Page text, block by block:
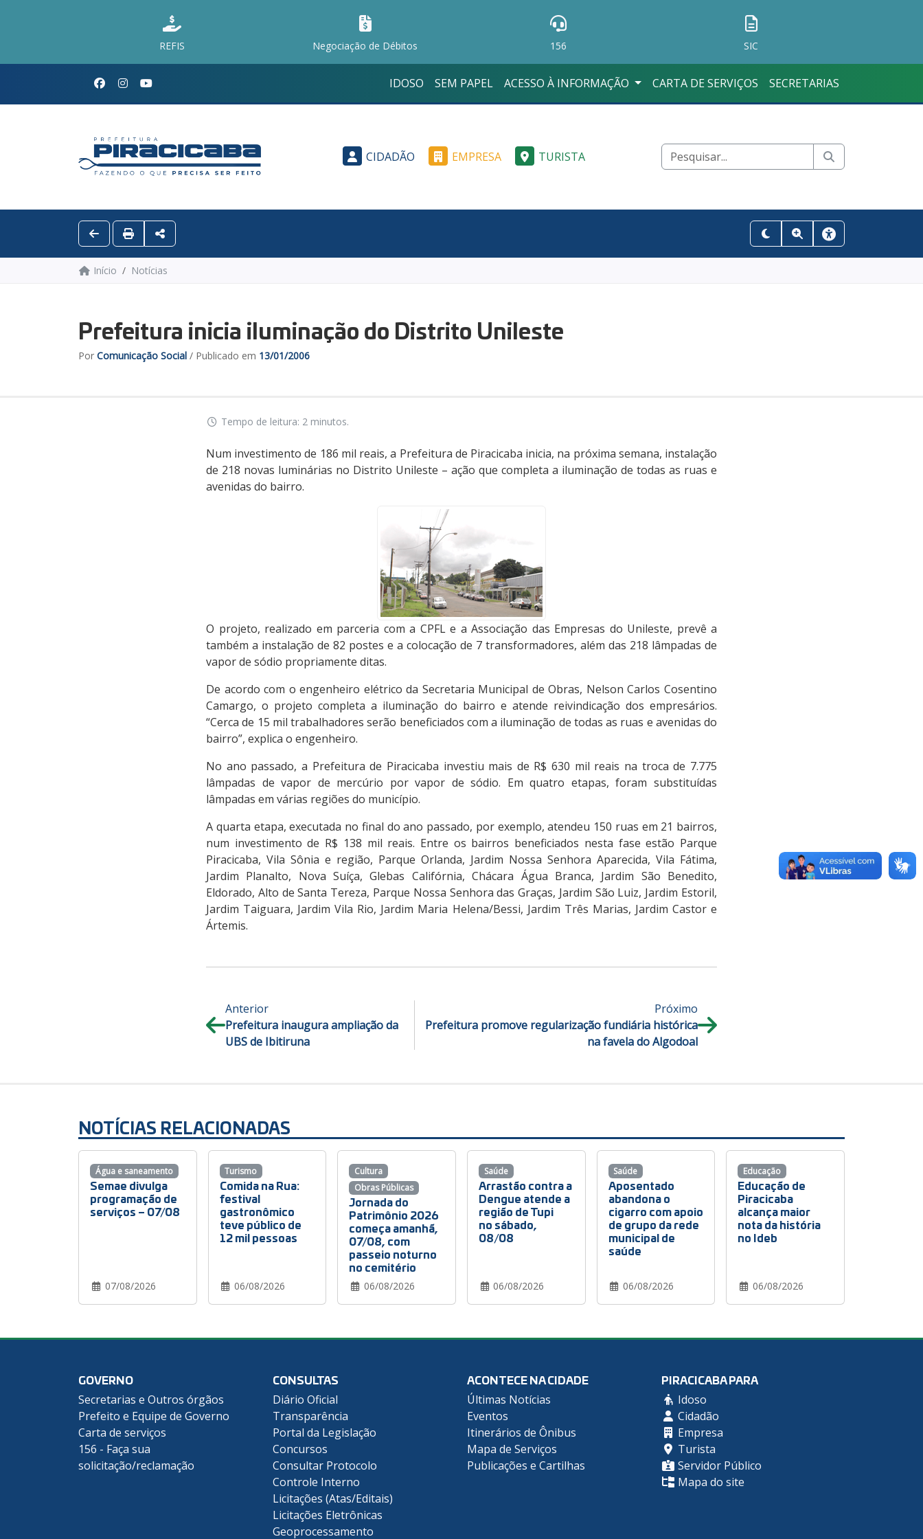
REFIS Negociação de Débitos 156 SIC
IDOSO SEM PAPEL ACESSO À INFORMAÇÃO CARTA DE SERVIÇOS SECRETARIAS
CIDADÃO EMPRESA TURISTA
Início Notícias
Prefeitura inicia iluminação do Distrito Unileste
Por Comunicação Social / Publicado em 13/01/2006
Tempo de leitura: 2 minutos.
Num investimento de 186 mil reais, a Prefeitura de Piracicaba inicia, na próxima semana, instalação
de 218 novas luminárias no Distrito Unileste – ação que completa a iluminação de todas as ruas e
avenidas do bairro.
O projeto, realizado em parceria com a CPFL e a Associação das Empresas do Unileste, prevê a
também a instalação de 82 postes e a colocação de 7 transformadores, além das 218 lâmpadas de
vapor de sódio propriamente ditas.
De acordo com o engenheiro elétrico da Secretaria Municipal de Obras, Nelson Carlos Cosentino
Camargo, o projeto completa a iluminação do bairro e atende reivindicação dos empresários.
“Cerca de 15 mil trabalhadores serão beneficiados com a iluminação de todas as ruas e avenidas do
bairro”, explica o engenheiro.
No ano passado, a Prefeitura de Piracicaba investiu mais de R$ 630 mil reais na troca de 7.775
lâmpadas de vapor de mercúrio por vapor de sódio. Em quatro etapas, foram substituídas
lâmpadas em várias regiões do município.
A quarta etapa, executada no final do ano passado, por exemplo, atendeu 150 ruas em 21 bairros,
num investimento de R$ 138 mil reais. Entre os bairros beneficiados nesta fase estão Parque
Piracicaba, Vila Sônia e região, Parque Orlanda, Jardim Nossa Senhora Aparecida, Vila Fátima,
Jardim Planalto, Nova Suíça, Glebas Califórnia, Chácara Água Branca, Jardim São Benedito,
Eldorado, Alto de Santa Tereza, Parque Nossa Senhora das Graças, Jardim São Luiz, Jardim Estoril,
Jardim Taiguara, Jardim Vila Rio, Jardim Maria Helena/Bessi, Jardim Três Marias, Jardim Castor e
Ártemis.
Anterior
Prefeitura inaugura ampliação da
UBS de Ibitiruna
Próximo
Prefeitura promove regularização fundiária histórica
na favela do Algodoal
NOTÍCIAS RELACIONADAS
Semae divulga
programação de
serviços – 07/08
07/08/2026
Água e saneamento
Comida na Rua:
festival
gastronômico
teve público de
12 mil pessoas
06/08/2026
Turismo
Jornada do
Patrimônio 2026
começa amanhã,
07/08, com
passeio noturno
no cemitério
06/08/2026
Cultura
Obras Públicas
Arrastão contra a
Dengue atende a
região de Tupi
no sábado,
08/08
06/08/2026
Saúde
Aposentado
abandona o
cigarro com apoio
de grupo da rede
municipal de
saúde
06/08/2026
Saúde
Educação de
Piracicaba
alcança maior
nota da história
no Ideb
06/08/2026
Educação
GOVERNO
Secretarias e Outros órgãos
Prefeito e Equipe de Governo
Carta de serviços
156 - Faça sua
solicitação/reclamação
CONSULTAS
Diário Oficial
Transparência
Portal da Legislação
Concursos
Consultar Protocolo
Controle Interno
Licitações (Atas/Editais)
Licitações Eletrônicas
Geoprocessamento
ACONTECE NA CIDADE
Últimas Notícias
Eventos
Itinerários de Ônibus
Mapa de Serviços
Publicações e Cartilhas
PIRACICABA PARA
Idoso
Cidadão
Empresa
Turista
Servidor Público
Mapa do site